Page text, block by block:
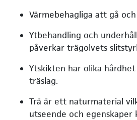
Värmebehagliga att gå
Ytbehandling och
påverkar trägolvets
Ytskikten har olika
träslag.
Trä är ett naturmaterial
utseende och egenskaper